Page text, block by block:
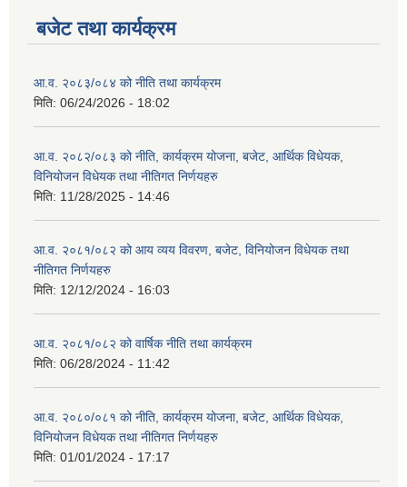
बजेट तथा कार्यक्रम
आ.व. २०८३/०८४ को नीति तथा कार्यक्रम
मिति: 06/24/2026 - 18:02
आ.व. २०८२/०८३ को नीति, कार्यक्रम योजना, बजेट, आर्थिक विधेयक,
विनियोजन विधेयक तथा नीतिगत निर्णयहरु
मिति: 11/28/2025 - 14:46
आ.व. २०८१/०८२ को आय व्यय विवरण, बजेट, विनियोजन विधेयक तथा
नीतिगत निर्णयहरु
मिति: 12/12/2024 - 16:03
आ.व. २०८१/०८२ को वार्षिक नीति तथा कार्यक्रम
मिति: 06/28/2024 - 11:42
आ.व. २०८०/०८१ को नीति, कार्यक्रम योजना, बजेट, आर्थिक विधेयक,
विनियोजन विधेयक तथा नीतिगत निर्णयहरु
मिति: 01/01/2024 - 17:17